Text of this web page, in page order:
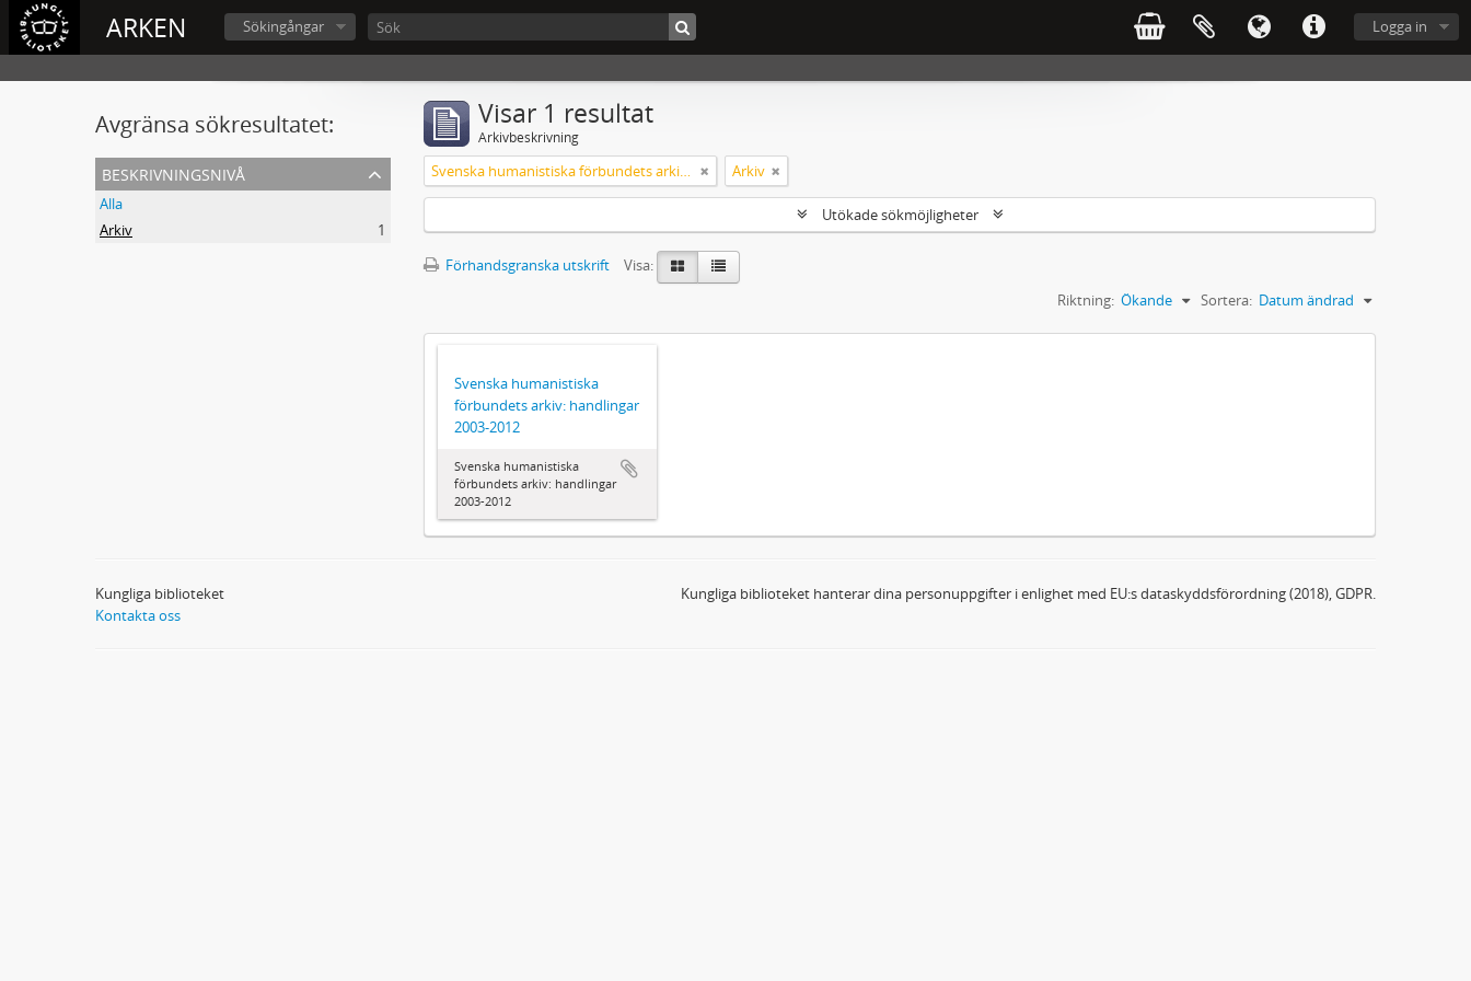
ARKEN Logga in
Sökingångar
Avgränsa sökresultatet:
beskrivningsnivå
Alla
Arkiv
1
Visar 1 resultat
Arkivbeskrivning
Svenska humanistiska förbundets arkiv: handlingar 2003-2012 Arkiv
Utökade sökmöjligheter
Förhandsgranska utskrift
Visa:
Sortera: Datum ändrad
Riktning: Ökande
Svenska humanistiska
förbundets arkiv: handlingar
2003-2012
Svenska humanistiska
förbundets arkiv: handlingar
2003-2012
Kungliga biblioteket
Kontakta oss
Kungliga biblioteket hanterar dina personuppgifter i enlighet med EU:s dataskyddsförordning (2018), GDPR.